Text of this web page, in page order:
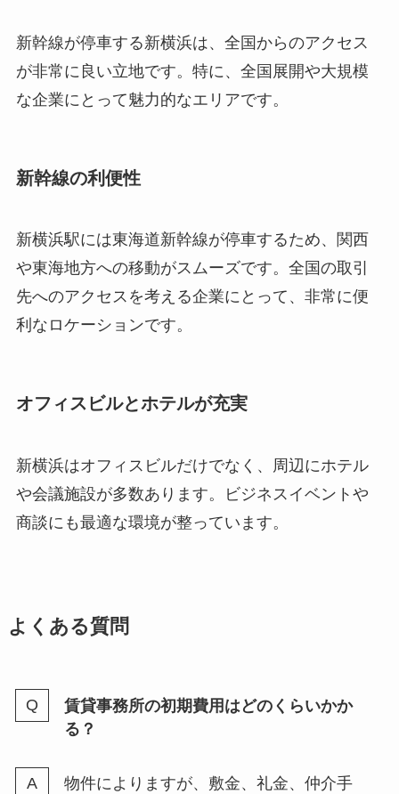
新幹線が停車する新横浜は、全国からのアクセス
が非常に良い立地です。特に、全国展開や大規模
な企業にとって魅力的なエリアです。
新幹線の利便性
新横浜駅には東海道新幹線が停車するため、関西
や東海地方への移動がスムーズです。全国の取引
先へのアクセスを考える企業にとって、非常に便
利なロケーションです。
オフィスビルとホテルが充実
新横浜はオフィスビルだけでなく、周辺にホテル
や会議施設が多数あります。ビジネスイベントや
商談にも最適な環境が整っています。
よくある質問
賃貸事務所の初期費用はどのくらいかか
る？
物件によりますが、敷金、礼金、仲介手